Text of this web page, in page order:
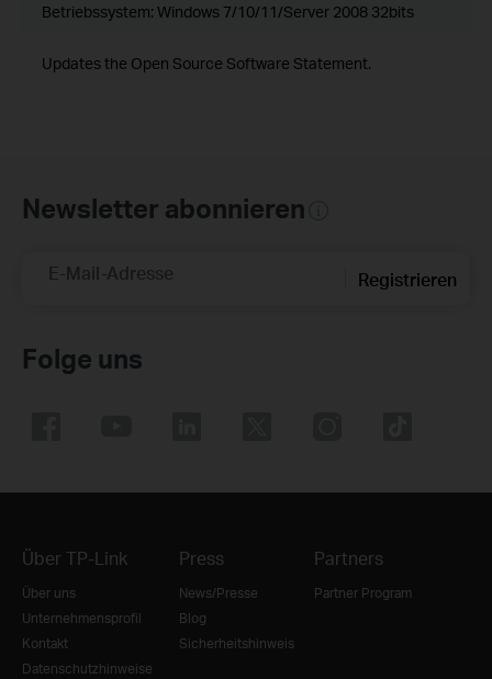
Betriebssystem: Windows 7/10/11/Server 2008 32bits
Updates the Open Source Software Statement.
Newsletter abonnieren
E-Mail-Adresse Registrieren
Folge uns
Über TP-Link
Über uns
Unternehmensprofil
Kontakt
Datenschutzhinweise
Press
News/Presse
Blog
Sicherheitshinweis
Partners
Partner Program